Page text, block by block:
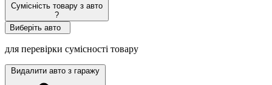
Сумісність товару з авто
?
Виберіть авто
для перевірки сумісності товару
Видалити авто з гаражу